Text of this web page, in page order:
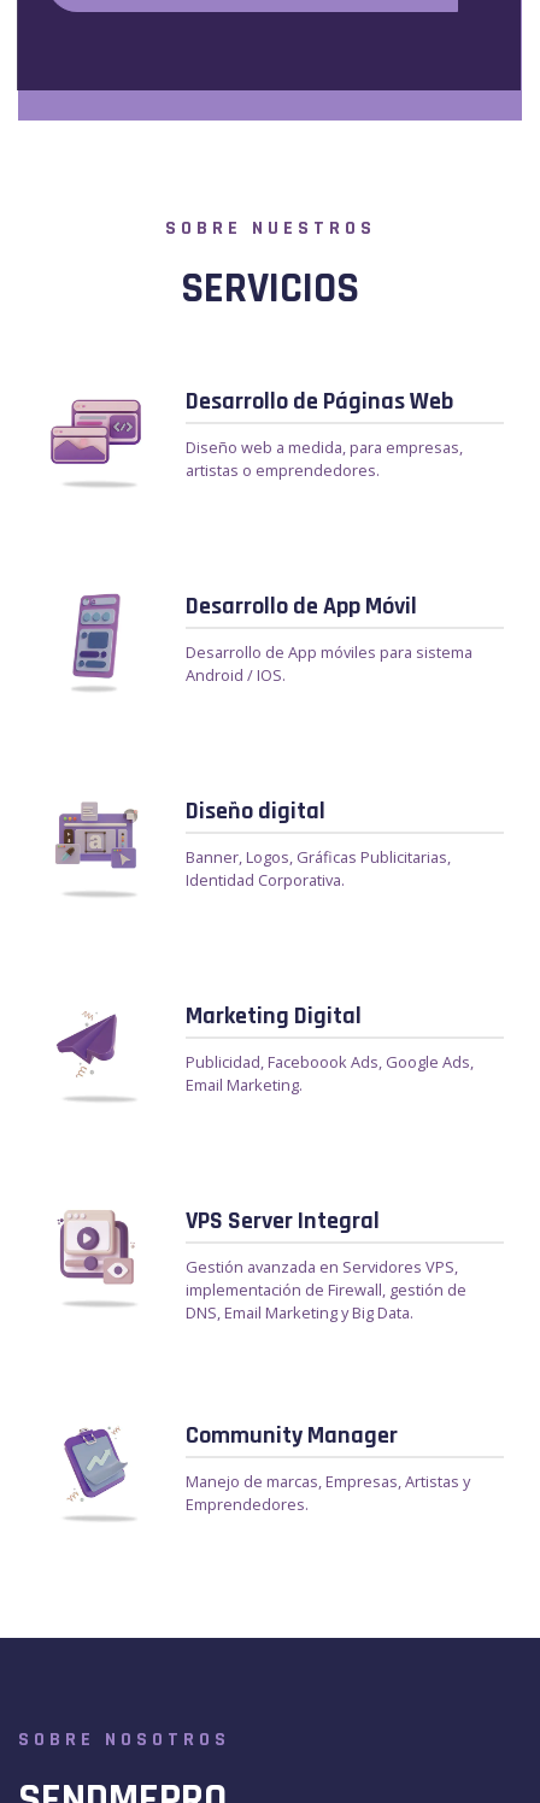
SOBRE NUESTROS
SERVICIOS
Desarrollo de Páginas Web
Diseño web a medida, para empresas,
artistas o emprendedores.
Desarrollo de App Móvil
Desarrollo de App móviles para sistema
Android / IOS.
Diseño digital
Banner, Logos, Gráficas Publicitarias,
Identidad Corporativa.
Marketing Digital
Publicidad, Faceboook Ads, Google Ads,
Email Marketing.
VPS Server Integral
Gestión avanzada en Servidores VPS,
implementación de Firewall, gestión de
DNS, Email Marketing y Big Data.
Community Manager
Manejo de marcas, Empresas, Artistas y
Emprendedores.
SOBRE NOSOTROS